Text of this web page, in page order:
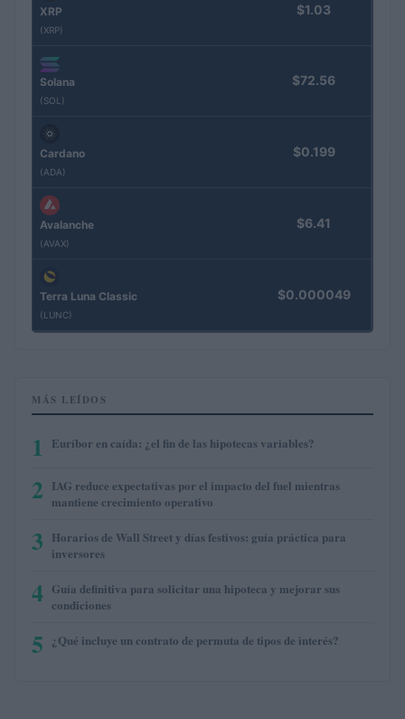
XRP
(XRP)
$1.03
Solana
(SOL)
$72.56
Cardano
(ADA)
$0.199
Avalanche
(AVAX)
$6.41
Terra Luna Classic
(LUNC)
$0.000049
MÁS LEÍDOS
1 Euríbor en caída: ¿el fin de las hipotecas variables?
2 IAG reduce expectativas por el impacto del fuel mientras
mantiene crecimiento operativo
3 Horarios de Wall Street y días festivos: guía práctica para
inversores
4 Guía definitiva para solicitar una hipoteca y mejorar sus
condiciones
5 ¿Qué incluye un contrato de permuta de tipos de interés?